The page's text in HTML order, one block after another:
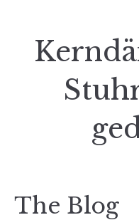
The Blog